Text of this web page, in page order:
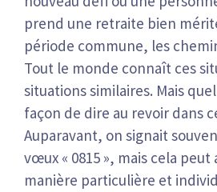
prend une retraite bien
période commune, les
Tout le monde connaît ces
situations similaires. Mais
façon de dire au revoir dans
Auparavant, on signait
vœux « 0815 », mais cela
manière particulière et